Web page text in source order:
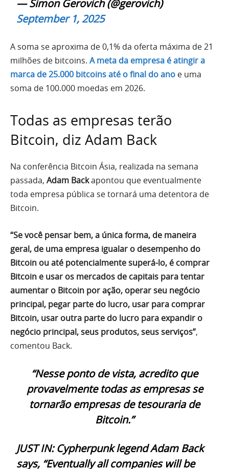
— Simon Gerovich (@gerovich)
September 1, 2025
A soma se aproxima de 0,1% da oferta máxima de 21
milhões de bitcoins. A meta da empresa é atingir a
marca de 25.000 bitcoins até o final do ano e uma
soma de 100.000 moedas em 2026.
Todas as empresas terão
Bitcoin, diz Adam Back
Na conferência Bitcoin Ásia, realizada na semana
passada, Adam Backapontou que eventualmente
toda empresa pública se tornará uma detentora de
Bitcoin.
“Se você pensar bem, a única forma, de maneira
geral, de uma empresa igualar o desempenho do
Bitcoin ou até potencialmente superá-lo, é comprar
Bitcoin e usar os mercados de capitais para tentar
aumentar o Bitcoin por ação, operar seu negócio
principal, pegar parte do lucro, usar para comprar
Bitcoin, usar outra parte do lucro para expandir o
negócio principal, seus produtos, seus serviços”,
comentou Back.
“Nesse ponto de vista, acredito que
provavelmente todas as empresas se
tornarão empresas de tesouraria de
Bitcoin.”
JUST IN: Cypherpunk legend Adam Back
says, “Eventually all companies will be